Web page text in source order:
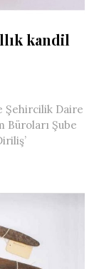
kandil
Şehircilik Daire
Büroları Şube